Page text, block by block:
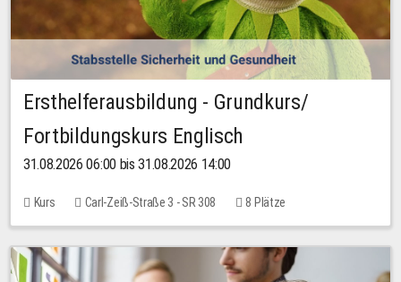
Ersthelferausbildung - Grundkurs/
Fortbildungskurs Englisch
31.08.2026 06:00 bis 31.08.2026 14:00
Kurs Carl-Zeiß-Straße 3 - SR 308 8 Plätze